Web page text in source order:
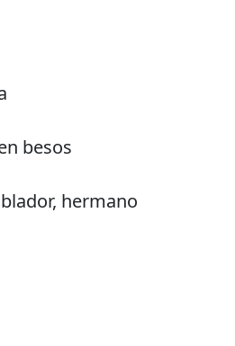
besos
hermano